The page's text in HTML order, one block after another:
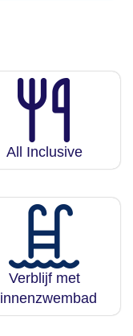
All Inclusive
Verblijf met